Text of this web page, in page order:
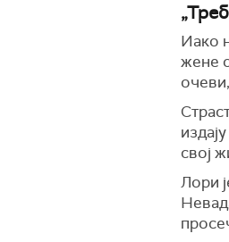
Иако
жене
свој
Лори